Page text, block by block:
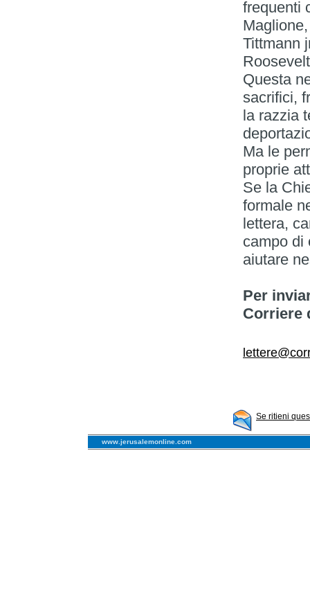
frequenti
Tittmann
Questa
sacrifici,
la razzia
Ma le
proprie
Se la
formale
lettera,
campo di
aiutare
Per
Corriere
Se ritieni
www.jerusalemonline.com